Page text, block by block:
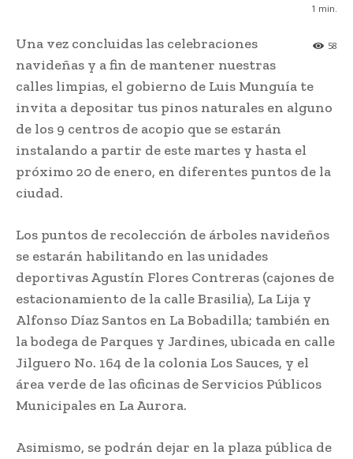
1 min.
58
Una vez concluidas las celebraciones
navideñas y a fin de mantener nuestras
calles limpias, el gobierno de Luis Munguía te
invita a depositar tus pinos naturales en alguno
de los 9 centros de acopio que se estarán
instalando a partir de este martes y hasta el
próximo 20 de enero, en diferentes puntos de la
ciudad.
Los puntos de recolección de árboles navideños
se estarán habilitando en las unidades
deportivas Agustín Flores Contreras (cajones de
estacionamiento de la calle Brasilia), La Lija y
Alfonso Díaz Santos en La Bobadilla; también en
la bodega de Parques y Jardines, ubicada en calle
Jilguero No. 164 de la colonia Los Sauces, y el
área verde de las oficinas de Servicios Públicos
Municipales en La Aurora.
Asimismo, se podrán dejar en la plaza pública de